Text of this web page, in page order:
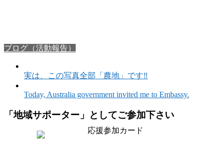
ブログ（活動報告）
実は、この写真全部「農地」です‼️
Today, Australia government invited me to Embassy.
「地域サポーター」としてご参加下さい